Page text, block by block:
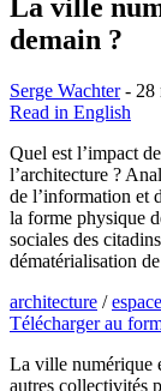
La ville
demain ?
Serge Wachter- 28
Read in English
Quel est l’impact
l’architecture ?
de l’information et
la forme physique
sociales des
dématérialisation
architecture /
Télécharger au
La ville numérique
autres collectivités